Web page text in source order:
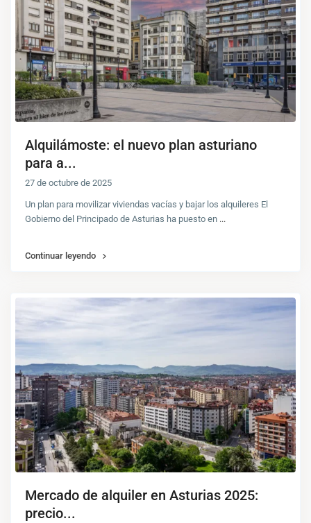
Alquilámoste: el nuevo plan asturiano
para a...
27 de octubre de 2025
Un plan para movilizar viviendas vacías y bajar los alquileres El
Gobierno del Principado de Asturias ha puesto en ...
Continuar leyendo
Mercado de alquiler en Asturias 2025:
precio...